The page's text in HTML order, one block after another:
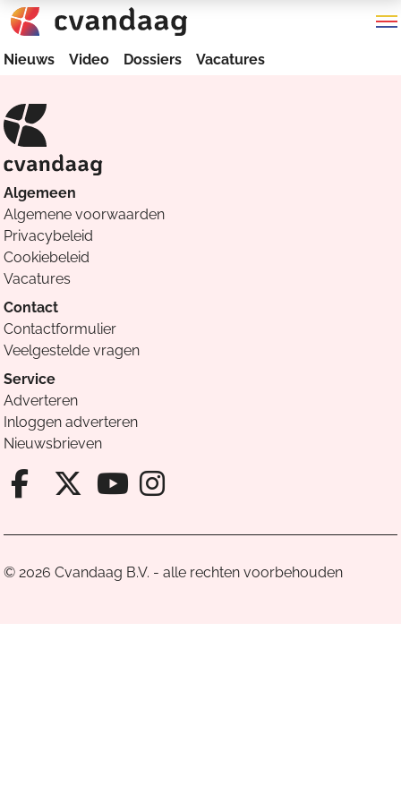
Nieuws Video Dossiers Vacatures
Algemeen
Algemene voorwaarden
Privacybeleid
Cookiebeleid
Vacatures
Contact
Contactformulier
Veelgestelde vragen
Service
Adverteren
Inloggen adverteren
Nieuwsbrieven
Facebook van Cvandaag
X van Cvandaag
Instagram van
© 2026 Cvandaag B.V. - alle rechten voorbehouden